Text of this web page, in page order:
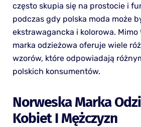
często skupia się na prostocie i
podczas gdy polska moda może
ekstrawagancka i kolorowa. Mimo
marka odzieżowa oferuje wiele
wzorów, które odpowiadają
polskich konsumentów.
Norweska Marka
Kobiet I Mężczyzn